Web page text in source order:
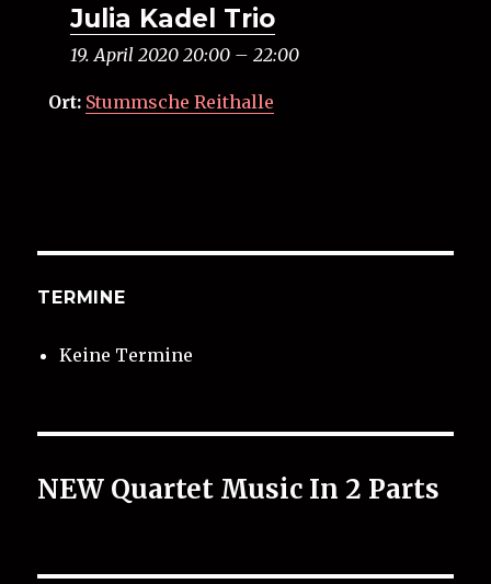
Julia Kadel Trio
19. April 2020 20:00– 22:00
Ort: Stummsche Reithalle
TERMINE
Keine Termine
NEW Quartet Music In 2 Parts